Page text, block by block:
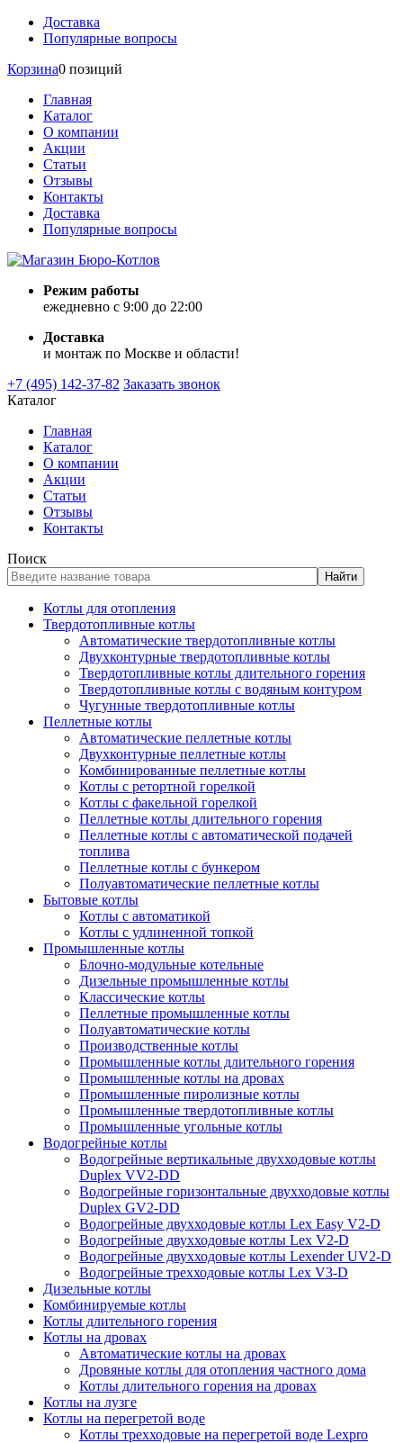
Доставка
Популярные вопросы
Корзина0 позиций
Главная
Каталог
О компании
Акции
Статьи
Отзывы
Контакты
Доставка
Популярные вопросы
Режим работы
ежедневно с 9:00 до 22:00
Доставка
и монтаж по Москве и области!
+7 (495) 142-37-82 Заказать звонок
Каталог
Главная
Каталог
О компании
Акции
Статьи
Отзывы
Контакты
Поиск
Найти
Котлы для отопления
Твердотопливные котлы
Автоматические твердотопливные котлы
Двухконтурные твердотопливные котлы
Твердотопливные котлы длительного горения
Твердотопливные котлы с водяным контуром
Чугунные твердотопливные котлы
Пеллетные котлы
Автоматические пеллетные котлы
Двухконтурные пеллетные котлы
Комбинированные пеллетные котлы
Котлы с ретортной горелкой
Котлы с факельной горелкой
Пеллетные котлы длительного горения
Пеллетные котлы с автоматической подачей
топлива
Пеллетные котлы с бункером
Полуавтоматические пеллетные котлы
Бытовые котлы
Котлы с автоматикой
Котлы с удлиненной топкой
Промышленные котлы
Блочно-модульные котельные
Дизельные промышленные котлы
Классические котлы
Пеллетные промышленные котлы
Полуавтоматические котлы
Производственные котлы
Промышленные котлы длительного горения
Промышленные котлы на дровах
Промышленные пиролизные котлы
Промышленные твердотопливные котлы
Промышленные угольные котлы
Водогрейные котлы
Водогрейные вертикальные двухходовые котлы
Duplex VV2-DD
Водогрейные горизонтальные двухходовые котлы
Duplex GV2-DD
Водогрейные двухходовые котлы Lex Easy V2-D
Водогрейные двухходовые котлы Lex V2-D
Водогрейные двухходовые котлы Lexender UV2-D
Водогрейные трехходовые котлы Lex V3-D
Дизельные котлы
Комбинируемые котлы
Котлы длительного горения
Котлы на дровах
Автоматические котлы на дровах
Дровяные котлы для отопления частного дома
Котлы длительного горения на дровах
Котлы на лузге
Котлы на перегретой воде
Котлы трехходовые на перегретой воде Lexpro